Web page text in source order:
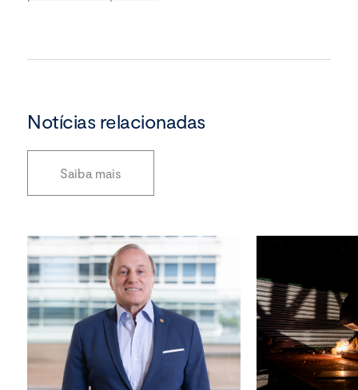
Notícias relacionadas
Saiba mais